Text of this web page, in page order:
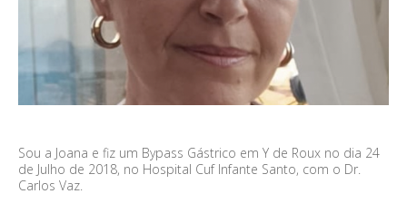
Sou a Joana e fiz um Bypass Gástrico em Y de Roux no dia 24
de Julho de 2018, no Hospital Cuf Infante Santo, com o Dr.
Carlos Vaz.